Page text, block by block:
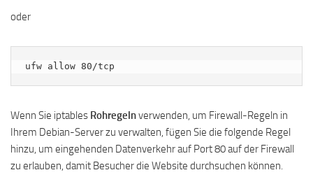
oder
ufw allow 80/tcp
Wenn Sie iptables Rohregelnverwenden, um Firewall-Regeln in
Ihrem Debian-Server zu verwalten, fügen Sie die folgende Regel
hinzu, um eingehenden Datenverkehr auf Port 80 auf der Firewall
zu erlauben, damit Besucher die Website durchsuchen können.